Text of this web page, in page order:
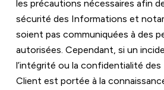
les précautions nécessaires afin
sécurité des Informations et
soient pas communiquées à des
autorisées. Cependant, si un
l’intégrité ou la confidentialité